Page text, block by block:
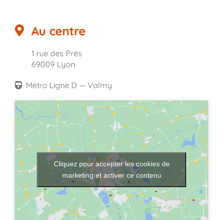
Au centre
1 rue des Prés
69009 Lyon
Métro Ligne D — Valmy
Cliquez pour accepter les cookies de
marketing et activer ce contenu